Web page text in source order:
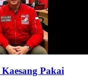
Pakai